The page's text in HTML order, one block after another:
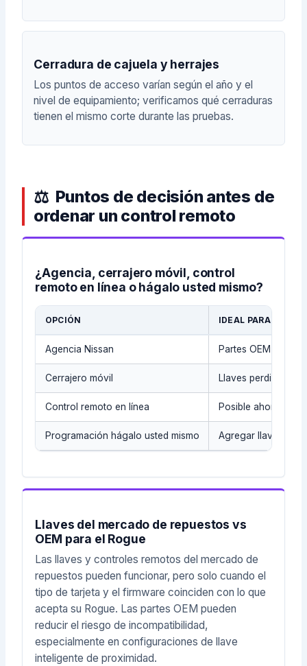
Cerradura de cajuela y herrajes
Los puntos de acceso varían según el año y el
nivel de equipamiento; verificamos qué cerraduras
tienen el mismo corte durante las pruebas.
Puntos de decisión antes de
ordenar un control remoto
¿Agencia, cerrajero móvil, control
remoto en línea o hágalo usted mismo?
OPCIÓN IDEAL PARA
Agencia Nissan Partes OEM y
Cerrajero móvil Llaves perdidas,
Control remoto en línea Posible ahorro
Programación hágalo usted mismo Agregar llave en
Llaves del mercado de repuestos vs
OEM para el Rogue
Las llaves y controles remotos del mercado de
repuestos pueden funcionar, pero solo cuando el
tipo de tarjeta y el firmware coinciden con lo que
acepta su Rogue. Las partes OEM pueden
reducir el riesgo de incompatibilidad,
especialmente en configuraciones de llave
inteligente de proximidad.